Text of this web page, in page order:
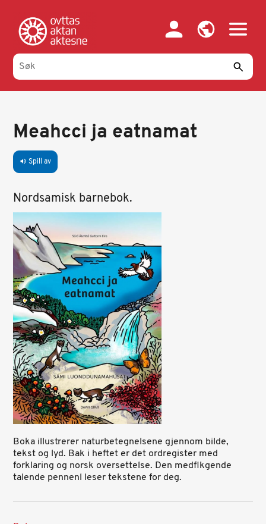
hovedinnhold
Meahcci ja eatnamat
volume_up Spill av
Nordsamisk barnebok.
Boka illustrerer naturbetegnelsene gjennom bilde,
tekst og lyd. Bak i heftet er det ordregister med
forklaring og norsk oversettelse. Den medflkgende
talende pennenl leser tekstene for deg.